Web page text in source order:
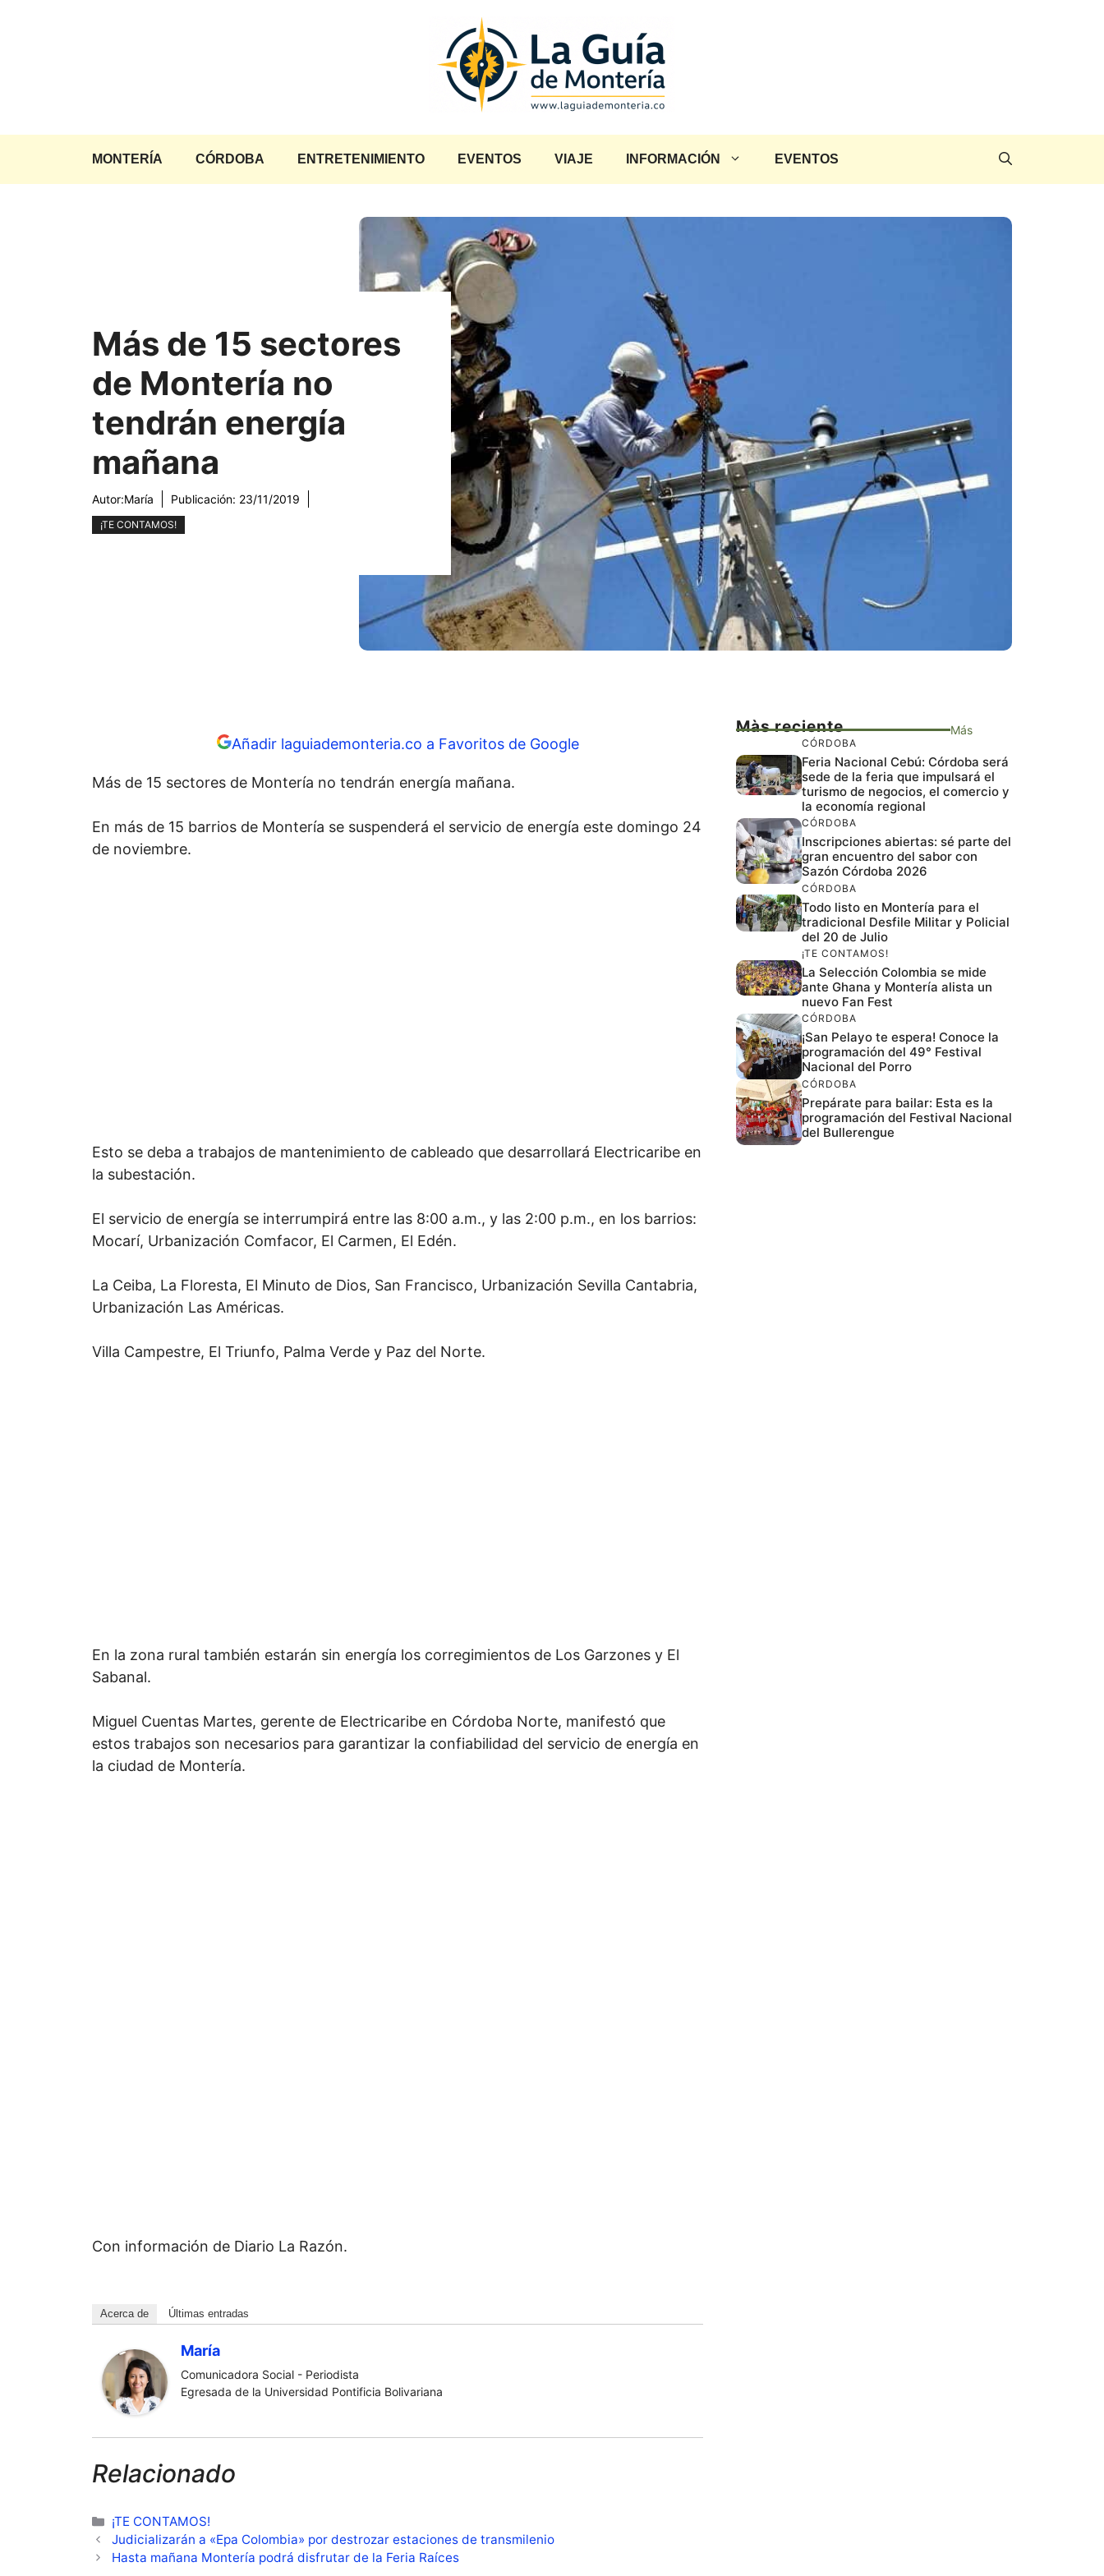
MONTERÍA CÓRDOBA ENTRETENIMIENTO EVENTOS VIAJE INFORMACIÓN EVENTOS
Más de 15 sectores
de Montería no
tendrán energía
mañana
Autor:María Publicación: 23/11/2019
¡TE CONTAMOS!
Añadir laguiademonteria.co a Favoritos de Google
Más de 15 sectores de Montería no tendrán energía mañana.
En más de 15 barrios de Montería se suspenderá el servicio de energía este domingo 24
de noviembre.
Esto se deba a trabajos de mantenimiento de cableado que desarrollará Electricaribe en
la subestación.
El servicio de energía se interrumpirá entre las 8:00 a.m., y las 2:00 p.m., en los barrios:
Mocarí, Urbanización Comfacor, El Carmen, El Edén.
La Ceiba, La Floresta, El Minuto de Dios, San Francisco, Urbanización Sevilla Cantabria,
Urbanización Las Américas.
Villa Campestre, El Triunfo, Palma Verde y Paz del Norte.
En la zona rural también estarán sin energía los corregimientos de Los Garzones y El
Sabanal.
Miguel Cuentas Martes, gerente de Electricaribe en Córdoba Norte, manifestó que
estos trabajos son necesarios para garantizar la confiabilidad del servicio de energía en
la ciudad de Montería.
Con información de Diario La Razón.
Acerca de Últimas entradas
María
Comunicadora Social - Periodista
Egresada de la Universidad Pontificia Bolivariana
Relacionado
Categorías
¡TE CONTAMOS!
Judicializarán a «Epa Colombia» por destrozar estaciones de transmilenio
Hasta mañana Montería podrá disfrutar de la Feria Raíces
Màs reciente Más
CÓRDOBA
Feria Nacional Cebú: Córdoba será
sede de la feria que impulsará el
turismo de negocios, el comercio y
la economía regional
CÓRDOBA
Inscripciones abiertas: sé parte del
gran encuentro del sabor con
Sazón Córdoba 2026
CÓRDOBA
Todo listo en Montería para el
tradicional Desfile Militar y Policial
del 20 de Julio
¡TE CONTAMOS!
La Selección Colombia se mide
ante Ghana y Montería alista un
nuevo Fan Fest
CÓRDOBA
¡San Pelayo te espera! Conoce la
programación del 49° Festival
Nacional del Porro
CÓRDOBA
Prepárate para bailar: Esta es la
programación del Festival Nacional
del Bullerengue